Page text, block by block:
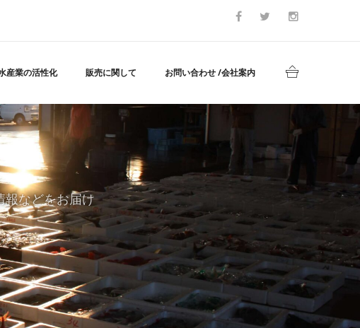
産業の活性化 販売に関して お問い合わせ /会社案内
報などをお届け